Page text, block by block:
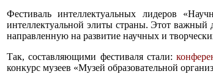
Фестиваль интеллектуальных лидеров
интеллектуальной элиты страны. Этот важный
направленную на развитие научных и
Так, составляющими фестиваля стали:
конкурс музеев «Музей образовательной